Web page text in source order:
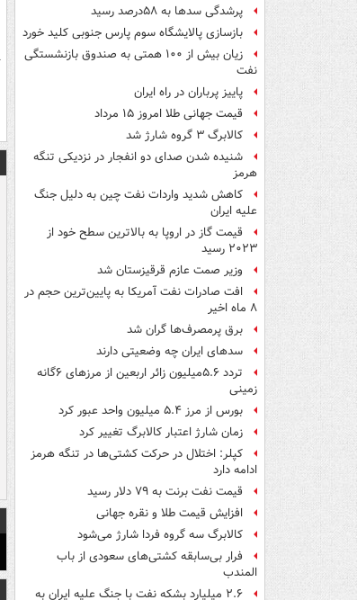
پرشدگی سدها به ۵۸درصد رسید
بازسازی پالایشگاه سوم پارس جنوبی کلید خورد
زیان بیش از ۱۰۰ همتی به صندوق‌ بازنشستگی
نفت
پاییز پرباران در راه ایران
قیمت جهانی طلا امروز ۱۵ مرداد
کالابرگ ۳ گروه شارژ شد
شنیده شدن صدای دو انفجار در نزدیکی تنگه
هرمز
کاهش شدید واردات نفت چین به دلیل جنگ
علیه ایران
قیمت گاز در اروپا به بالاترین سطح خود از
۲۰۲۳ رسید
وزیر صمت عازم قرقیزستان شد
افت صادرات نفت آمریکا به پایین‌ترین حجم در
۸ ماه اخیر
برق پرمصرف‌ها گران شد
سدهای ایران چه وضعیتی دارند
تردد ۵.۶میلیون زائر اربعین از مرزهای ۶گانه
زمینی
بورس از مرز ۵.۴ میلیون واحد عبور کرد
زمان شارژ اعتبار کالابرگ تغییر کرد
کپلر: اختلال در حرکت کشتی‌ها در تنگه هرمز
ادامه دارد
قیمت نفت برنت به ۷۹ دلار رسید
افزایش قیمت طلا و نقره جهانی
کالابرگ سه گروه فردا شارژ می‌شود
فرار بی‌سابقه کشتی‌های سعودی از باب
المندب
۲.۶ میلیارد بشکه نفت با جنگ علیه ایران به